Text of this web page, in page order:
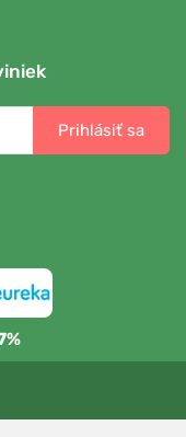
Prihlásiť sa